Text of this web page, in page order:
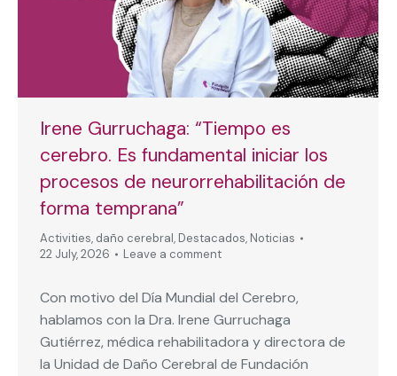
Irene Gurruchaga: “Tiempo es
cerebro. Es fundamental iniciar los
procesos de neurorrehabilitación de
forma temprana”
Activities, daño cerebral, Destacados, Noticias
22 July, 2026
Leave a comment
Con motivo del Día Mundial del Cerebro,
hablamos con la Dra. Irene Gurruchaga
Gutiérrez, médica rehabilitadora y directora de
la Unidad de Daño Cerebral de Fundación